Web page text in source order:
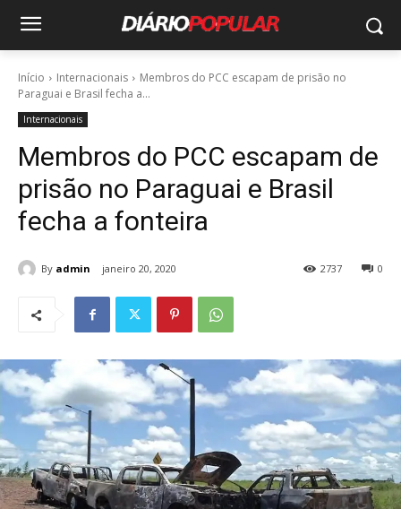
Início Internacionais
Membros do PCC escapam de prisão no
Paraguai e Brasil fecha a...
Internacionais
Membros do PCC escapam de
prisão no Paraguai e Brasil
fecha a fonteira
By admin janeiro 20, 2020 0
2737